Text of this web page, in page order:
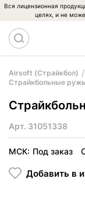
Вся лицензионная
целях, и не
Airsoft (Страйкбол)
Страйкбольные
Арт. 31051338
МСК: Под заказ
Добавить в